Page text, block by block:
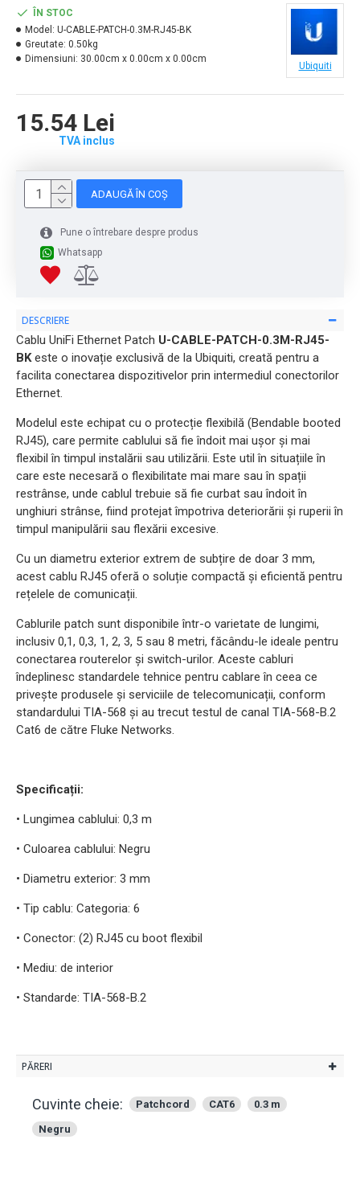
15.54 Lei
TVA inclus
ÎN STOC
Model: U-CABLE-PATCH-0.3M-RJ45-BK
Greutate: 0.50kg
Dimensiuni: 30.00cm x 0.00cm x 0.00cm
Ubiquiti
ADAUGĂ ÎN COȘ
Pune o întrebare despre produs
Whatsapp
DESCRIERE
Cablu UniFi Ethernet Patch U-CABLE-PATCH-0.3M-RJ45-
BKeste o inovație exclusivă de la Ubiquiti, creată pentru a
facilita conectarea dispozitivelor prin intermediul conectorilor
Ethernet.
Modelul este echipat cu o protecție flexibilă (Bendable booted
RJ45), care permite cablului să fie îndoit mai ușor și mai
flexibil în timpul instalării sau utilizării. Este util în situațiile în
care este necesară o flexibilitate mai mare sau în spații
restrânse, unde cablul trebuie să fie curbat sau îndoit în
unghiuri strânse, fiind protejat împotriva deteriorării și ruperii în
timpul manipulării sau flexării excesive.
Cu un diametru exterior extrem de subțire de doar 3 mm,
acest cablu RJ45 oferă o soluție compactă și eficientă pentru
rețelele de comunicații.
Cablurile patch sunt disponibile într-o varietate de lungimi,
inclusiv 0,1, 0,3, 1, 2, 3, 5 sau 8 metri, făcându-le ideale pentru
conectarea routerelor și switch-urilor. Aceste cabluri
îndeplinesc standardele tehnice pentru cablare în ceea ce
privește produsele și serviciile de telecomunicații, conform
standardului TIA-568 și au trecut testul de canal TIA-568-B.2
Cat6 de către Fluke Networks.
Specificații:
• Lungimea cablului: 0,3 m
• Culoarea cablului: Negru
• Diametru exterior: 3 mm
• Tip cablu: Categoria: 6
• Conector: (2) RJ45 cu boot flexibil
• Mediu: de interior
• Standarde: TIA-568-B.2
PĂRERI
Cuvinte cheie: Patchcord CAT6 0.3 m
Negru